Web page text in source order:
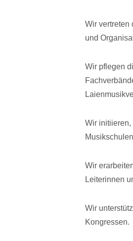
Wir vertreten
und
Wir pflegen
Wir
Wir
Leiterinnen
Wir
Kongressen.